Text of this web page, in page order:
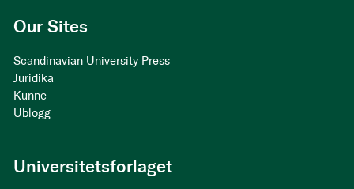
Our Sites
Scandinavian University Press
Juridika
Kunne
Ublogg
Universitetsforlaget